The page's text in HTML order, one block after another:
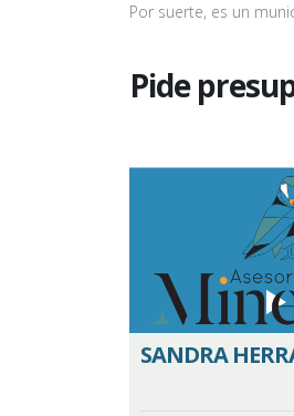
Por suerte, es un
Pide
SANDRA